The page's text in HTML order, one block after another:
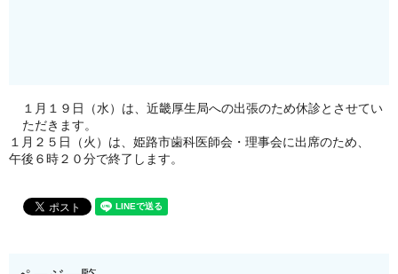
１月１９日（水）は、近畿厚生局への出張のため休診とさせてい
ただきます。
１月２５日（火）は、姫路市歯科医師会・理事会に出席のため、
午後６時２０分で終了します。